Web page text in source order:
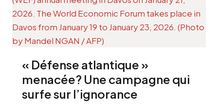
« Défense atlantique »
menacée? Une campagne qui
surfe sur l’ignorance